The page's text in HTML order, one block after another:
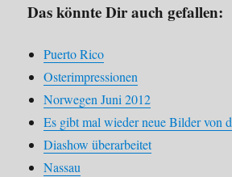
Das könnte Dir auch gefallen:
Puerto Rico
Osterimpressionen
Norwegen Juni 2012
Es gibt mal wieder neue Bilder von
Diashow überarbeitet
Nassau